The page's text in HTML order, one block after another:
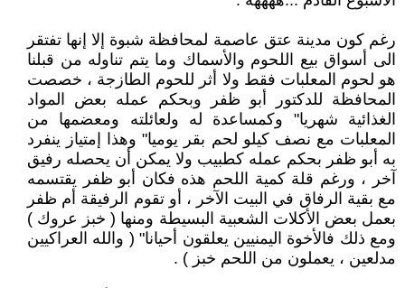
رغم كون مدينة عتق عاصمة لمحافظة شبوة إلا إنها تفتقر
الى أسواق بيع اللحوم والأسماك وما يتم تناوله من قبلنا
هو لحوم المعلبات فقط ولا أثر للحوم الطازجة ، خصصت
المحافظة للدكتور أبو ظفر وبحكم عمله بعض المواد
الغذائية شهريا" وكمساعدة له ولعائلته ومعضمها من
المعلبات مع نصف كيلو لحم بقر يوميا" وهذا إمتياز ينفرد
به أبو ظفر بحكم عمله كطبيب ولا يمكن أن يحصله رفيق
آخر ، ورغم قلة كمية اللحم هذه فكان أبو ظفر يقتسمه
مع بقية الرفاق في البيت الآخر ، أو تقوم الرفيقة أم ظفر
بعمل بعض الأكلات الشعبية البسيطة ومنها ( خبز عروك )
ومع ذلك فالأخوة اليمنيين يعلقون أحيانا" ( والله العراكيين
مدلعين ، يعملون من اللحم خبز ) .